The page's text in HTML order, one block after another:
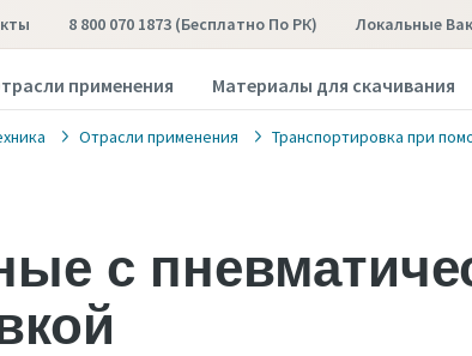
8 800 070 1873 (бесплатно По РК) Локальные
применения Материалы для скачивания
Отрасли применения Транспортировка при
с